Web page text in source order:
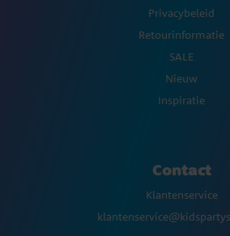
Privacybeleid
Retourinformatie
SALE
Nieuw
Inspiratie
Contact
Klantenservice